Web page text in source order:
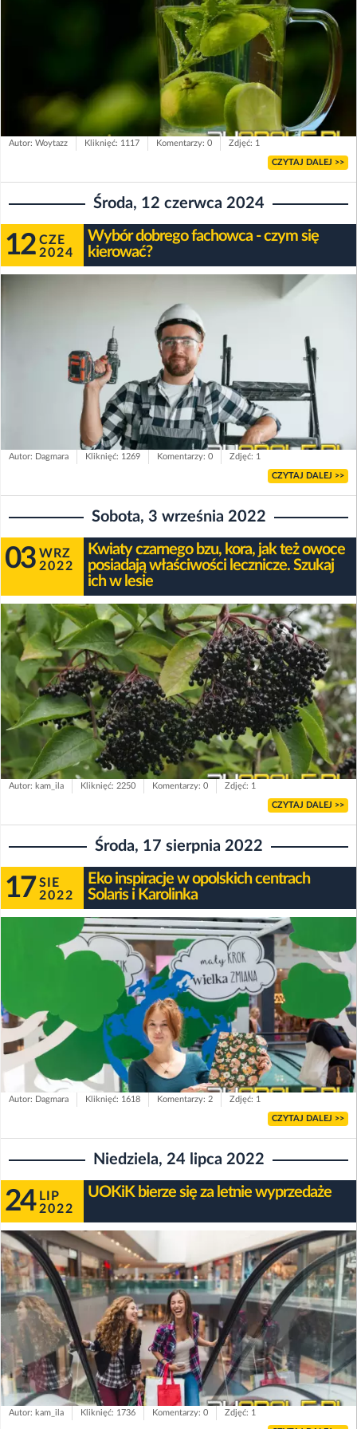
Autor: Woytazz Kliknięć: 1117 Komentarzy: 0 Zdjęć: 1
CZYTAJ DALEJ >>
Środa, 12 czerwca 2024
12 CZE
2024
Wybór dobrego fachowca - czym się
kierować?
Autor: Dagmara Kliknięć: 1269 Komentarzy: 0 Zdjęć: 1
CZYTAJ DALEJ >>
Sobota, 3 września 2022
03 WRZ
2022
Kwiaty czarnego bzu, kora, jak też owoce
posiadają właściwości lecznicze. Szukaj
ich w lesie
Autor: kam_ila Kliknięć: 2250 Komentarzy: 0 Zdjęć: 1
CZYTAJ DALEJ >>
Środa, 17 sierpnia 2022
17 SIE
2022
Eko inspiracje w opolskich centrach
Solaris i Karolinka
Autor: Dagmara Kliknięć: 1618 Komentarzy: 2 Zdjęć: 1
CZYTAJ DALEJ >>
Niedziela, 24 lipca 2022
24 LIP
2022
UOKiK bierze się za letnie wyprzedaże
Autor: kam_ila Kliknięć: 1736 Komentarzy: 0 Zdjęć: 1